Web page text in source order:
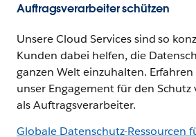
Auftragsverarbeiter schützen
Unsere Cloud Services sind so
Kunden dabei helfen, die
ganzen Welt einzuhalten.
unser Engagement für den
als Auftragsverarbeiter.
Globale Datenschutz-Ressourcen